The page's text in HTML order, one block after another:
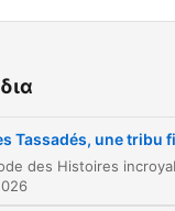
00:03:28
Tassadés, une tribu